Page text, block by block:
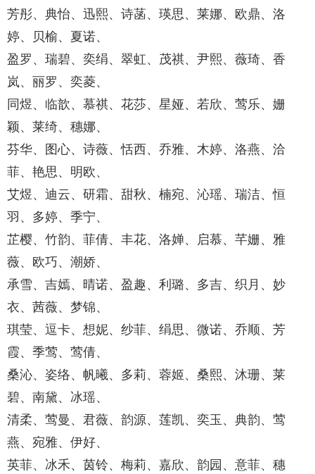
芳彤、典怡、迅熙、诗菡、瑛思、莱娜、欧鼎、洛
婷、贝榆、夏诺、
盈罗、瑞碧、奕绢、翠虹、茂祺、尹熙、薇琦、香
岚、丽罗、奕菱、
同煜、临歆、慕祺、花莎、星娅、若欣、莺乐、姗
颖、莱绮、穗娜、
芬华、图心、诗薇、恬西、乔雅、木婷、洛燕、洽
菲、艳思、明欧、
艾煜、迪云、研霜、甜秋、楠宛、沁瑶、瑞洁、恒
羽、多婷、季宁、
芷樱、竹韵、菲倩、丰花、洛婵、启慕、芊姗、雅
薇、欧巧、潮娇、
承雪、吉嫣、晴诺、盈趣、利璐、多吉、织月、妙
衣、茜薇、梦锦、
琪莹、逗卡、想妮、纱菲、绢思、微诺、乔顺、芳
霞、季莺、莺倩、
桑沁、姿络、帆曦、多莉、蓉姬、桑熙、沐珊、莱
碧、南黛、冰瑶、
清柔、莺曼、君薇、韵源、莲凯、奕玉、典韵、莺
燕、宛雅、伊好、
英菲、冰禾、茵铃、梅莉、嘉欣、韵园、意菲、穗